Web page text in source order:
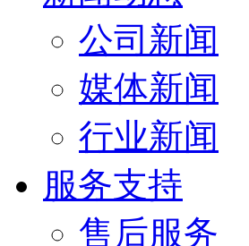
公司新闻
媒体新闻
行业新闻
服务支持
售后服务